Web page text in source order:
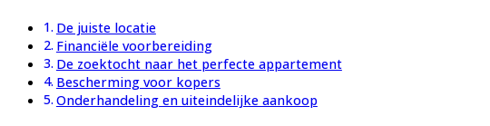
De juiste locatie
Financiële voorbereiding
De zoektocht naar het perfecte appartement
Bescherming voor kopers
Onderhandeling en uiteindelijke aankoop